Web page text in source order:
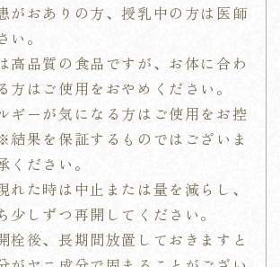
がおありの方、授乳中の方は医師
。
高品質の食品ですが、お体に合わ
方はご使用をおやめください。
ギーが気になる方はご使用をお控
結果を保証するものではございま
ください。
た時は中止または量を減らし、
少しずつ再開してください。
栓後、長期間放置しておきますと